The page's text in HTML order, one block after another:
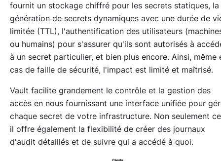
fournit un stockage chiffré pour les secrets statiques, la
génération de secrets dynamiques avec une durée de
limitée (TTL), l'authentification des utilisateurs
ou humains) pour s'assurer qu'ils sont autorisés à
à un secret particulier, et bien plus encore. Ainsi, même
cas de faille de sécurité, l'impact est limité et maîtrisé.
Vault facilite grandement le contrôle et la gestion des
accès en nous fournissant une interface unifiée pour
chaque secret de votre infrastructure. Non seulement
il offre également la flexibilité de créer des journaux
d'audit détaillés et de suivre qui a accédé à quoi.